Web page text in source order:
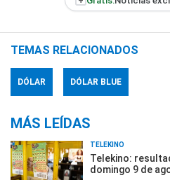
TEMAS RELACIONADOS
DÓLAR DÓLAR BLUE
MÁS LEÍDAS
TELEKINO
Telekino:
domingo 9 de